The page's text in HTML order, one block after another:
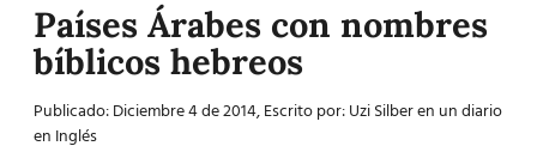
Países Árabes con nombres
bíblicos hebreos
Publicado: Diciembre 4 de 2014, Escrito por: Uzi Silber en un diario
en Inglés